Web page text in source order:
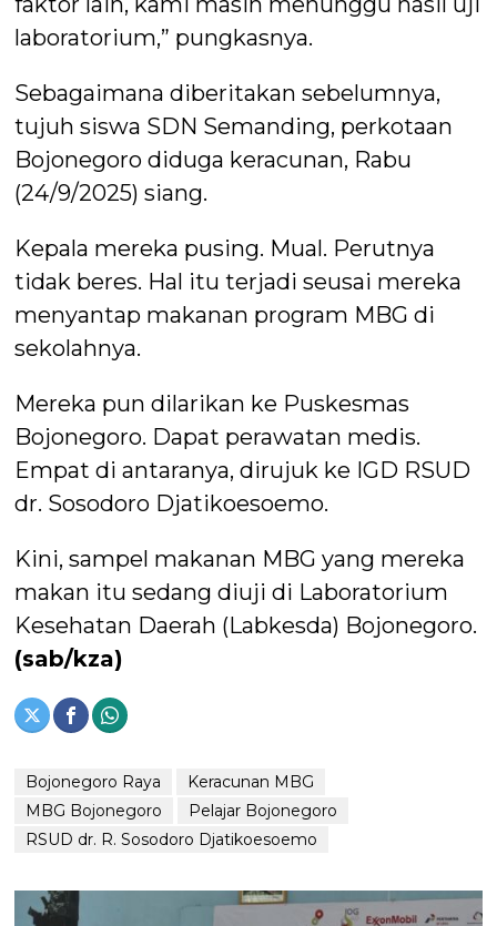
laboratorium,” pungkasnya.
Sebagaimana diberitakan sebelumnya,
tujuh siswa SDN Semanding, perkotaan
Bojonegoro diduga keracunan, Rabu
(24/9/2025) siang.
Kepala mereka pusing. Mual. Perutnya
tidak beres. Hal itu terjadi seusai mereka
menyantap makanan program MBG di
sekolahnya.
Mereka pun dilarikan ke Puskesmas
Bojonegoro. Dapat perawatan medis.
Empat di antaranya, dirujuk ke IGD RSUD
dr. Sosodoro Djatikoesoemo.
Kini, sampel makanan MBG yang mereka
makan itu sedang diuji di Laboratorium
Kesehatan Daerah (Labkesda) Bojonegoro.
(sab/kza)
Bojonegoro Raya
Keracunan MBG
MBG Bojonegoro
Pelajar Bojonegoro
RSUD dr. R. Sosodoro Djatikoesoemo